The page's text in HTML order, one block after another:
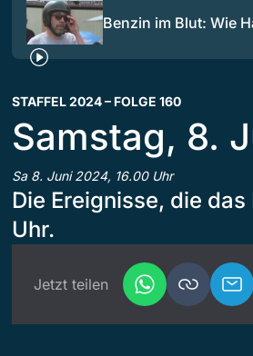
Benzin im Blut: Wie
STAFFEL 2024 – FOLGE 160
Samstag, 8.
Sa 8. Juni 2024, 16.00 Uhr
Die Ereignisse, die
Uhr.
Jetzt teilen